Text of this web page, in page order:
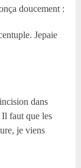
doucement :
Jepaie
dans
faut que les
je viens